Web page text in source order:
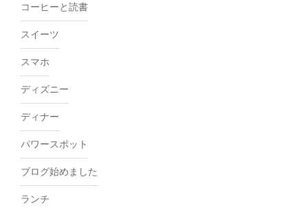
コーヒーと読書
スイーツ
スマホ
ディズニー
ディナー
パワースポット
ブログ始めました
ランチ